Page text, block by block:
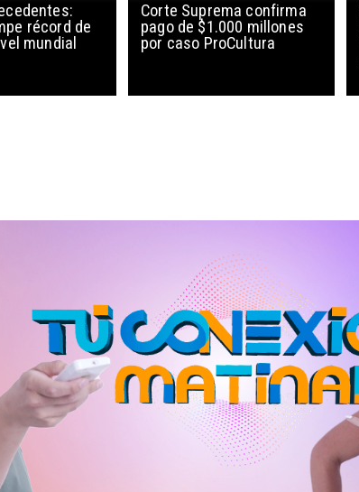
récord de
mundial
Corte Suprema confirma
pago de $1.000 millones
por caso ProCultura